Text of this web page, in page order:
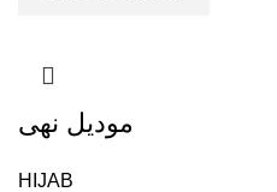
موديل نهى
HIJAB